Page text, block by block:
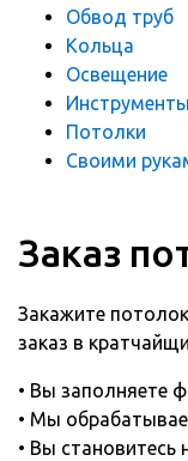
Обвод труб
Кольца
Освещение
Инструменты
Потолки
Своими
Заказ
Закажите
заказ в
• Вы заполняете
• Мы
• Вы